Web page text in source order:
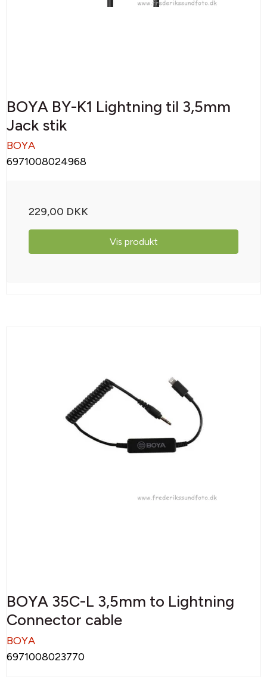
BOYA BY-K1 Lightning til 3,5mm
Jack stik
BOYA
6971008024968
229,00 DKK
Vis produkt
BOYA 35C-L 3,5mm to Lightning
Connector cable
BOYA
6971008023770